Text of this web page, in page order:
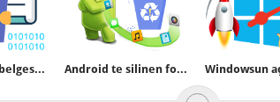
Vbs ile Metin belgesinde yazanları ekrana getirin Android te silinen fotoğrafı programsız kurtaralım